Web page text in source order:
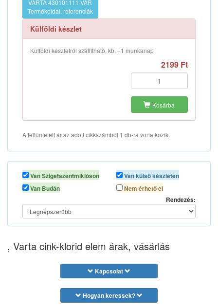
VARTA 430101111-VAR
Termékoldal, referenciák
Külföldi készlet
Külföldi készletről szállítható, kb. +1 munkanap
2199 Ft
Kosárba
A feltüntetett ár az adott cikkszámból 1 db-ra vonatkozik.
Van Szigetszentmiklóson
Van Budán
Van külső készleten
Nem érhető el
Rendezés:
, Varta cink-klorid elem árak, vásárlás
Kapcsolat
Hogyan keressek?